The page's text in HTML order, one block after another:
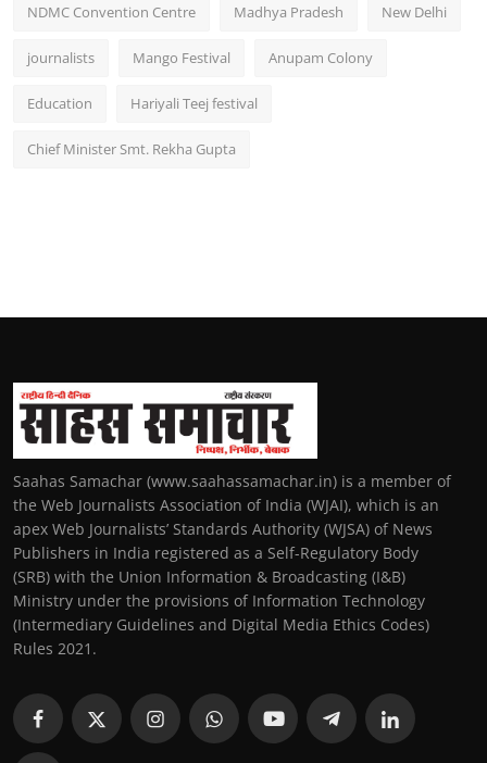
NDMC Convention Centre Madhya Pradesh New Delhi
journalists Mango Festival Anupam Colony
Education Hariyali Teej festival
Chief Minister Smt. Rekha Gupta
Saahas Samachar (www.saahassamachar.in) is a member of
the Web Journalists Association of India (WJAI), which is an
apex Web Journalists’ Standards Authority (WJSA) of News
Publishers in India registered as a Self-Regulatory Body
(SRB) with the Union Information & Broadcasting (I&B)
Ministry under the provisions of Information Technology
(Intermediary Guidelines and Digital Media Ethics Codes)
Rules 2021.